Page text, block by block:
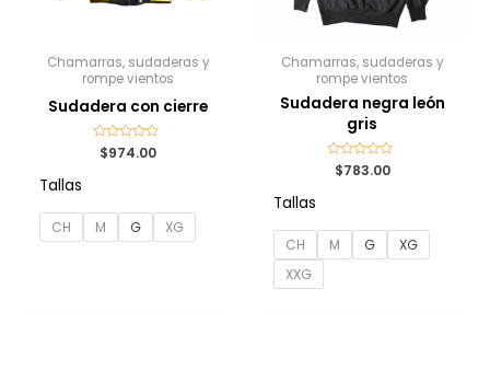
Chamarras, sudaderas y
rompe vientos
Sudadera con cierre
Valorado
con
$974.00
Tallas
CH M G XG
Chamarras, sudaderas y
rompe vientos
Sudadera negra león
gris
Valorado
con
$783.00
Tallas
CH M G
XG
XXG